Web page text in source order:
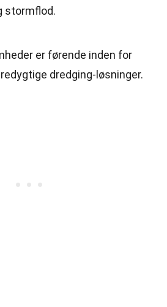
stormflod.
er førende inden for
dredging-løsninger.